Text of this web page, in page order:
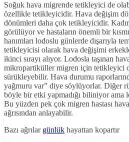
Soğuk hava migrende tetikleyici de
özellikle tetikleyicidir. Hava değişim
dönümleri daha çok tetikleyicidir.
görülüyor ve hastaların önemli bir
hanımları lodoslu günlerde dışarıyla
tetikleyicisi olarak hava değişimi
ikinci sırayı alıyor. Lodosla taşınan
mikropartiküller migren için tetikleyici
sürükleyebilir. Hava durumu
yağmuru var” diye söylüyorlar. Diğer
böyle bir etki yapmadığı biliniyor ama
Bu yüzden pek çok migren hastası
ağrısından anlayabilir.
Bazı ağrılar günlük hayattan kopartır